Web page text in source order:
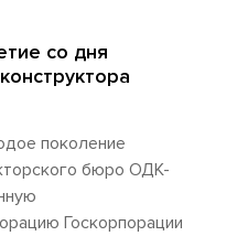
со дня
поколение
бюро ОДК-
Госкорпорации